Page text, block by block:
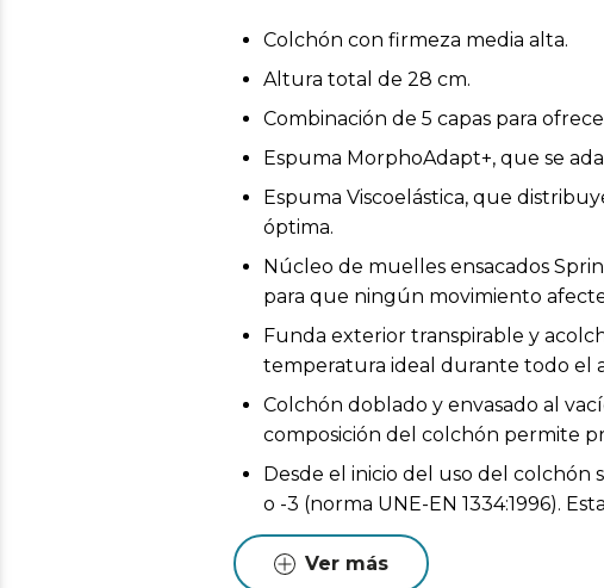
Colchón con firmeza media alta.
Altura total de 28 cm.
Combinación de 5 capas para
Espuma MorphoAdapt+, que se
Espuma Viscoelástica, que
óptima.
Núcleo de muelles ensacados
para que ningún movimiento
Funda exterior transpirable y
temperatura ideal durante todo el
Colchón doblado y envasado al
composición del colchón permite
Desde el inicio del uso del colchón
o -3 (norma UNE-EN 1334:1996).
Pueden existir leves diferencias
Estas variaciones son normales y
Ver más